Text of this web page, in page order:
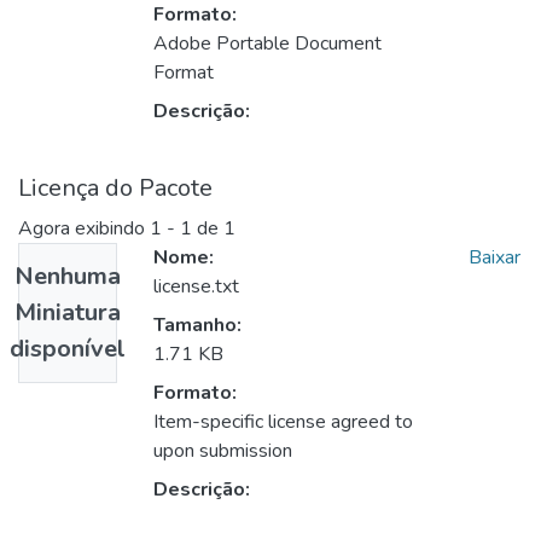
Formato:
Adobe Portable Document
Format
Descrição:
Licença do Pacote
Agora exibindo 1 - 1 de 1
Nenhuma
Miniatura
disponível
Nome:
license.txt
Tamanho:
1.71 KB
Formato:
Item-specific license agreed to
upon submission
Descrição:
Baixar